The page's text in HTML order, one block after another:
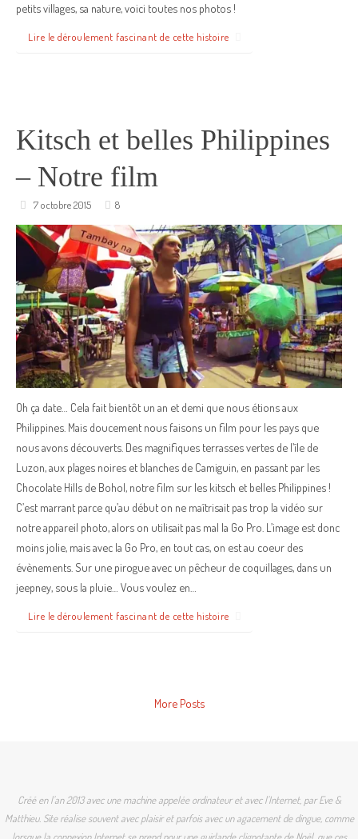
petits villages, sa nature, voici toutes nos photos !
Lire le déroulement fascinant de cette histoire
Kitsch et belles Philippines
– Notre film
7 octobre 2015 8
Oh ça date… Cela fait bientôt un an et demi que nous étions aux
Philippines. Mais doucement nous faisons un film pour les pays que
nous avons découverts. Des magnifiques terrasses vertes de l’île de
Luzon, aux plages noires et blanches de Camiguin, en passant par les
Chocolate Hills de Bohol, notre film sur les kitsch et belles Philippines !
C’est marrant parce qu’au début on ne maîtrisait pas trop la vidéo sur
notre appareil photo, alors on utilisait pas mal la Go Pro. L’image est donc
moins jolie, mais avec la Go Pro, en tout cas, on est au coeur des
évènements. Sur une pirogue avec un pêcheur de coquillages, dans un
jeepney, sous la pluie… Vous voulez en…
Lire le déroulement fascinant de cette histoire
More Posts
Créé en l'an 2013 avec une machine appelée ordinateur et avec l'Internet, par Eve &
Matthieu. Site réalise souvent avec plaisir et parfois avec un agacement de dingue, comme
lorsque la connexion Internet se prend pour une guirlande clignotante de Noël, que ces